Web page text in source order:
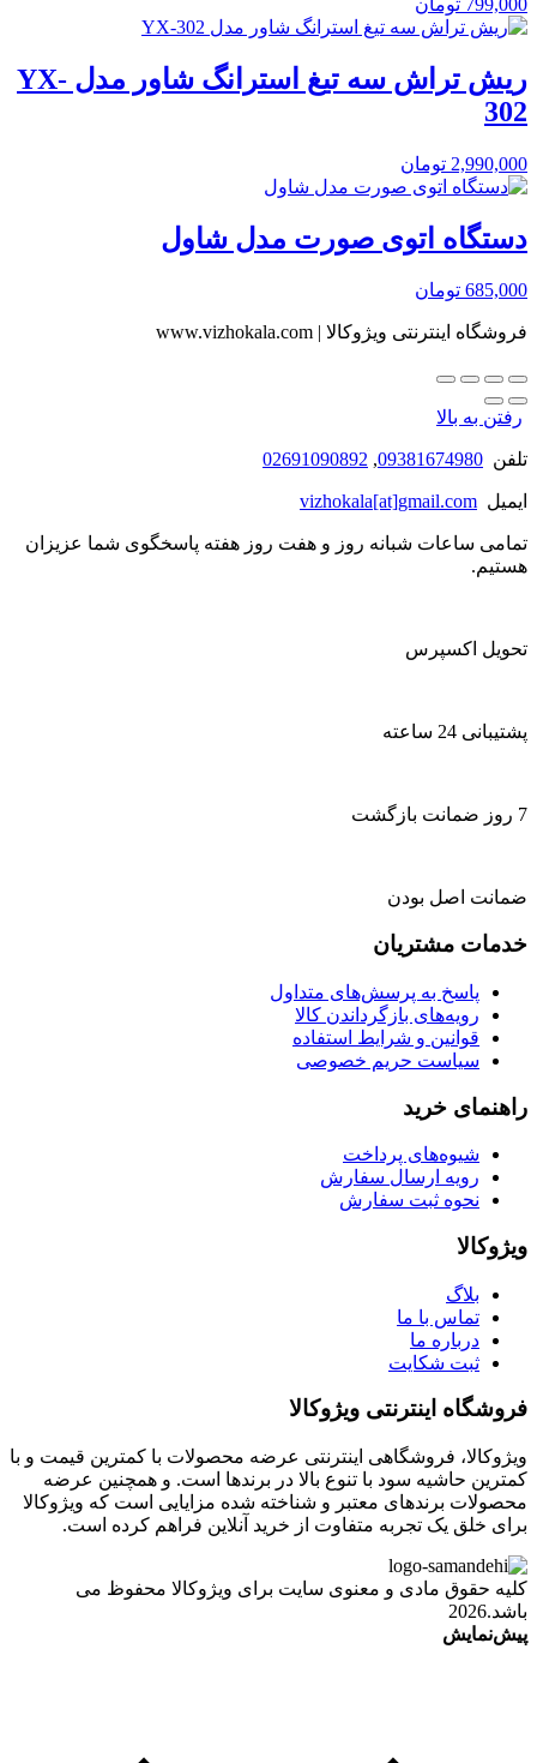
ریش تراش سه تیغ استرانگ شاور مدل YX-
302
2,990,000 تومان
دستگاه اتوی صورت مدل شاول
685,000 تومان
فروشگاه اینترنتی ویژوکالا | www.vizhokala.com
رفتن به بالا
تلفن 09381674980
,
02691090892
ایمیل vizhokala[at]gmail.com
تمامی ساعات شبانه روز و هفت روز هفته پاسخگوی شما عزیزان
هستیم.
تحویل اکسپرس
پشتیبانی 24 ساعته
7 روز ضمانت بازگشت
ضمانت اصل بودن
خدمات مشتریان
پاسخ به پرسش‌های متداول
رویه‌های بازگرداندن کالا
قوانین و شرایط استفاده
سیاست حریم خصوصی
راهنمای خرید
شیوه‌های پرداخت
رویه ارسال سفارش
نحوه ثبت سفارش
ویژوکالا
بلاگ
تماس با ما
درباره ما
ثبت شکایت
فروشگاه اینترنتی ویژوکالا
ویژوکالا، فروشگاهی اینترنتی عرضه محصولات با کمترین قیمت و با
کمترین حاشیه سود با تنوع بالا در برندها است. و همچنین عرضه
محصولات برندهای معتبر و شناخته شده مزایایی است که ویژوکالا
برای خلق یک تجربه متفاوت از خرید آنلاین فراهم کرده است.
کلیه حقوق مادی و معنوی سایت برای ویژوکالا محفوظ می
باشد.2026
پیش‌نمایش